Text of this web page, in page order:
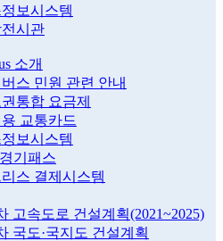
보시스템
시관
소개
스 민원 관련 안내
통합 요금제
교통카드
보시스템
기패스
스 결제시스템
고속도로 건설계획(2021~2025)
국도·국지도 건설계획